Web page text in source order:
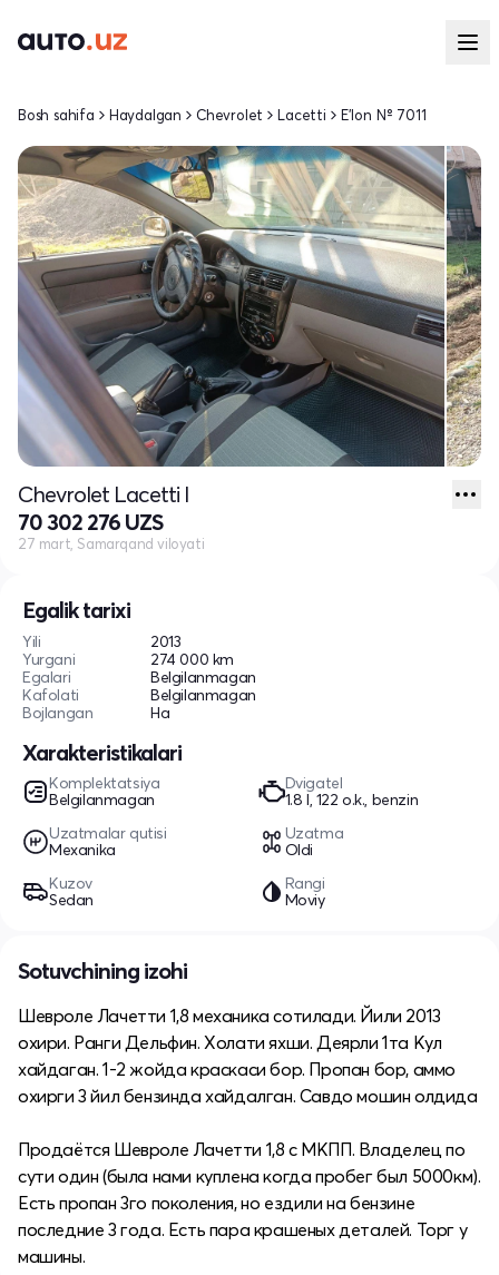
Egalik tarixi
Yili
2013
Yurgani
274 000 km
Egalari
Belgilanmagan
Kafolati
Belgilanmagan
Bojlangan
Ha
Xarakteristikalari
Komplektatsiya
Belgilanmagan
Dvigatel
1.8 l, 122 o.k., benzin
Uzatmalar qutisi
Mexanika
Uzatma
Oldi
Kuzov
Sedan
Rangi
Moviy
Bosh sahifa Haydalgan Chevrolet Lacetti E'lon № 7011
Chevrolet Lacetti I
70 302 276 UZS
27 mart, Samarqand viloyati
Sotuvchining izohi
Шевроле Лачетти 1,8 механика сотилади. Йили 2013
охири. Ранги Дельфин. Холати яхши. Деярли 1та Кул
хайдаган. 1-2 жойда краскаси бор. Пропан бор, аммо
охирги 3 йил бензинда хайдалган. Савдо мошин олдида
Продаётся Шевроле Лачетти 1,8 с МКПП. Владелец по
сути один (была нами куплена когда пробег был 5000км).
Есть пропан 3го поколения, но ездили на бензине
последние 3 года. Есть пара крашеных деталей. Торг у
машины.